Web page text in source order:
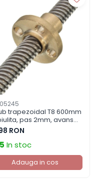
trapezoidal T8 600mm
pas 2mm, avans
imprimanta 3D
RON
5 In stoc
Adauga in cos